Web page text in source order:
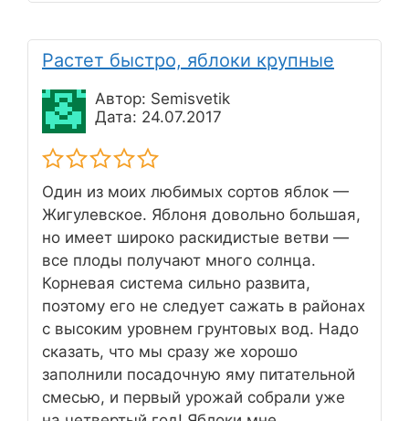
Растет быстро, яблоки крупные
Автор: Semisvetik
Дата: 24.07.2017
Один из моих любимых сортов яблок —
Жигулевское. Яблоня довольно большая,
но имеет широко раскидистые ветви —
все плоды получают много солнца.
Корневая система сильно развита,
поэтому его не следует сажать в районах
с высоким уровнем грунтовых вод. Надо
сказать, что мы сразу же хорошо
заполнили посадочную яму питательной
смесью, и первый урожай собрали уже